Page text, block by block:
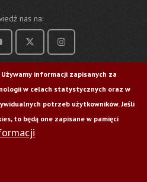
nas na:
informacji zapisanych za
w celach statystycznych oraz w
potrzeb użytkowników. Jeśli
to będą one zapisane w pamięci